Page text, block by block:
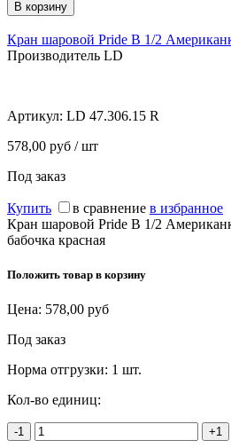
Кран шаровой Pride В 1/2
Производитель LD
Артикул: LD 47.306.15 R
578,00 руб / шт
Под заказ
Купить в сравнение в избранное
Кран шаровой Pride В 1/2
бабочка красная
Положить товар в корзину
Цена: 578,00 руб
Под заказ
Норма отгрузки: 1 шт.
Кол-во единиц:
-1 +1